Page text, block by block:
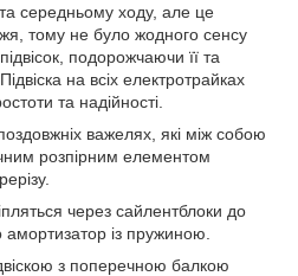
середньому ходу, але це
тому не було жодного сенсу
подорожчаючи її та
на всіх електротрайках
та надійності.
важелях, які між собою
розпірним елементом
через сайлентблоки до
амортизатор із пружиною.
з поперечною балкою